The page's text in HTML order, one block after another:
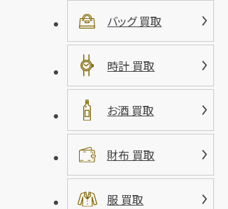
バッグ 買取
時計 買取
お酒 買取
財布 買取
服 買取